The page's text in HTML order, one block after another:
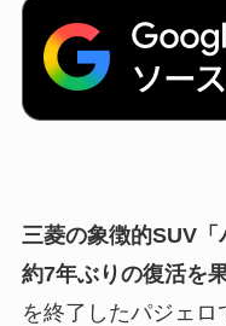
三菱の象徴的SUV
約7年ぶりの復活を
を終了したパジェ